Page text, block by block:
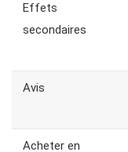
Effets
secondaires
Avis
Acheter en